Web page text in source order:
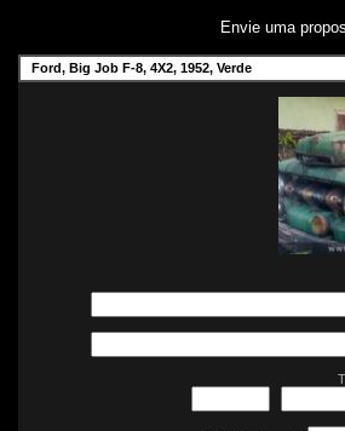
Envie uma
Ford, Big Job F-8, 4X2, 1952, Verde